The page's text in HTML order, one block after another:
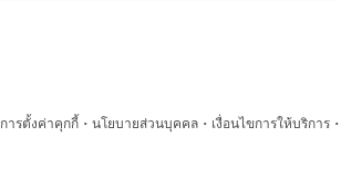
การตั้งค่าคุกกี้· นโยบายส่วนบุคคล · เงื่อนไขการให้บริการ ·